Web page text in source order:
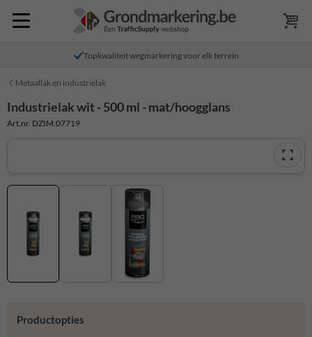
Topkwaliteit wegmarkering voor elk terrein
Metaallak en industrielak
Industrielak wit - 500 ml - mat/hoogglans
Art.nr. DZIM.07719
Productopties